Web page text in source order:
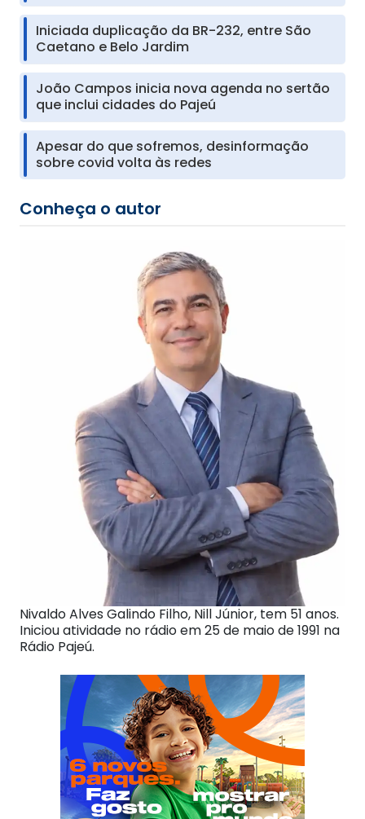
Iniciada duplicação da BR-232, entre São
Caetano e Belo Jardim
João Campos inicia nova agenda no sertão
que inclui cidades do Pajeú
Apesar do que sofremos, desinformação
sobre covid volta às redes
Conheça o autor
Nivaldo Alves Galindo Filho, Nill Júnior, tem 51 anos.
Iniciou atividade no rádio em 25 de maio de 1991 na
Rádio Pajeú.